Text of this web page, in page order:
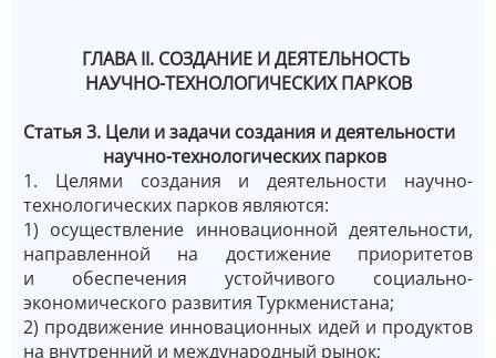
ГЛАВА II. СОЗДАНИЕ И ДЕЯТЕЛЬНОСТЬ
НАУЧНО-ТЕХНОЛОГИЧЕСКИХ ПАРКОВ
Статья 3. Цели и задачи создания и деятельности
научно-технологических парков
1. Целями создания и деятельности научно-
технологических парков являются:
1) осуществление инновационной деятельности,
направленной на достижение приоритетов
и обеспечения устойчивого социально-
экономического развития Туркменистана;
2) продвижение инновационных идей и продуктов
на внутренний и международный рынок;